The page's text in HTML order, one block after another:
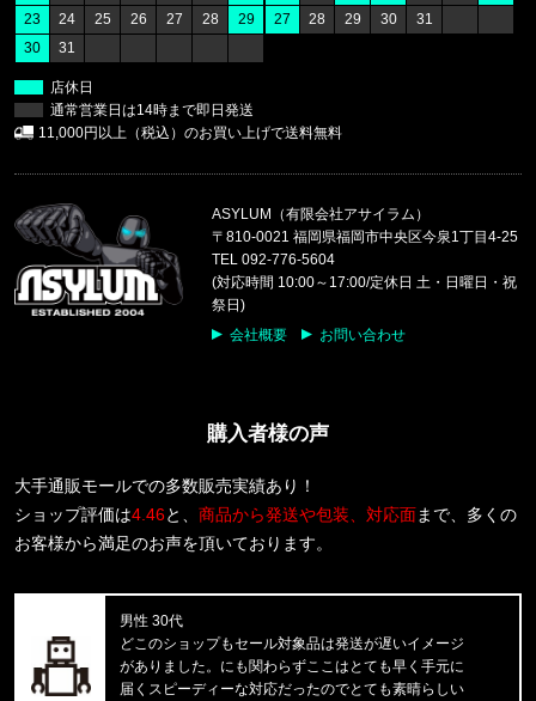
ASYLUM（有限会社アサイラム）
〒810-0021 福岡県福岡市中央区今泉1丁目4-25
TEL 092-776-5604
(対応時間 10:00～17:00/定休日 土・日曜日・祝
祭日)
会社概要
お問い合わせ
23
24 25 26 27 28
29
30
31
27
28 29 30 31
店休日
通常営業日は14時まで即日発送
11,000円以上（税込）のお買い上げで送料無料
福岡県のお客様ご注文ありがとうございます。
福岡県のお客様ご注文ありがとうございます。
LIGHTLY LINED TRIANGLE F8
福岡県のお客様ご注文ありがとうございます。
CALVIN KLEIN/カルバンクライン
COTTON STRETCH 5PK TRUNK
福岡県のお客様ご注文ありがとうございます。
福岡県のお客様ご注文ありがとうございます。
COTTON STRETCH 3PK TRUNK
福岡県のお客様ご注文ありがとうございます。
CALVIN KLEIN/カルバンクライン
福岡県のお客様ご注文ありがとうございます。
CALVIN KLEIN/カルバンクライン
INTENSE POWER 3PK TRUNK 3
購入者様の声
大手通販モールでの多数販売実績あり！
ショップ評価は4.46と、 商品から発送や包装、対応面まで、多くの
お客様から満足のお声を頂いております。
男性 30代
どこのショップもセール対象品は発送が遅いイメージ
がありました。にも関わらずここはとても早く手元に
届くスピーディーな対応だったのでとても素晴らしい